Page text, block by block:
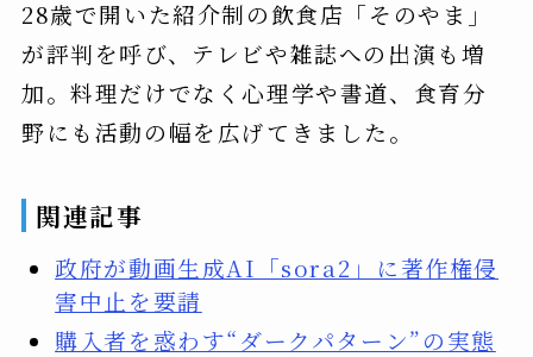
28歳で開いた紹介制の飲食店「そのやま」
が評判を呼び、テレビや雑誌への出演も増
加。料理だけでなく心理学や書道、食育分
野にも活動の幅を広げてきました。
関連記事
政府が動画生成AI「sora2」に著作権侵
害中止を要請
購入者を惑わす“ダークパターン”の実態